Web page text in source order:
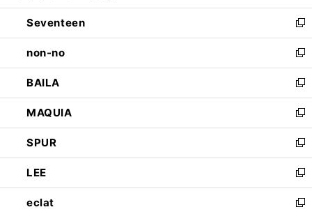
開
く
ウ
で
開
く
ン
ド
ウ
で
開
く
Seventeen
新
し
い
ウ
ィ
ン
ド
ウ
で
開
く
non-no
新
し
い
ウ
ィ
ン
ド
ウ
で
開
く
BAILA
新
し
い
ウ
ィ
ン
ド
ウ
で
MAQUIA
新
し
い
ウ
ィ
ン
ド
SPUR
新
し
い
ウ
ィ
LEE
新
し
い
eclat
新